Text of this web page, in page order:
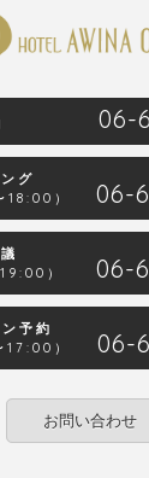
06-
グ
18:00）
06-
）
06-
予約
17:00）
06-
お問い合わせ